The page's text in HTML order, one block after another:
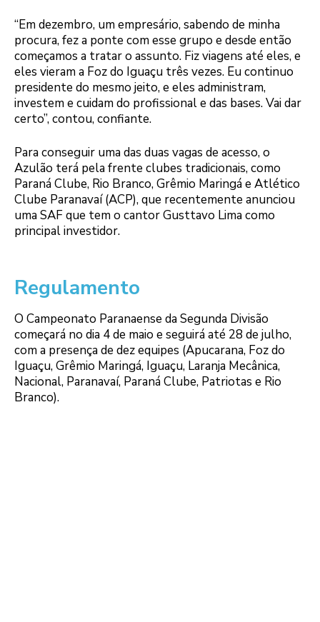
“Em dezembro, um empresário, sabendo de minha
procura, fez a ponte com esse grupo e desde então
começamos a tratar o assunto. Fiz viagens até eles, e
eles vieram a Foz do Iguaçu três vezes. Eu continuo
presidente do mesmo jeito, e eles administram,
investem e cuidam do profissional e das bases. Vai dar
certo”, contou, confiante.
Para conseguir uma das duas vagas de acesso, o
Azulão terá pela frente clubes tradicionais, como
Paraná Clube, Rio Branco, Grêmio Maringá e Atlético
Clube Paranavaí (ACP), que recentemente anunciou
uma SAF que tem o cantor Gusttavo Lima como
principal investidor.
Regulamento
O Campeonato Paranaense da Segunda Divisão
começará no dia 4 de maio e seguirá até 28 de julho,
com a presença de dez equipes (Apucarana, Foz do
Iguaçu, Grêmio Maringá, Iguaçu, Laranja Mecânica,
Nacional, Paranavaí, Paraná Clube, Patriotas e Rio
Branco).